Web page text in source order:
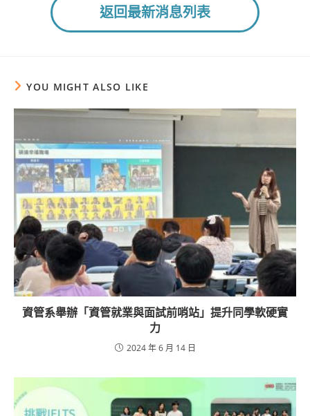
返回最新消息列表
YOU MIGHT ALSO LIKE
資管系舉辦「資管就業與面試前哨站」提升同學軟硬實
力
2024 年 6 月 14 日